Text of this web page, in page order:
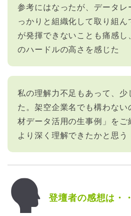
参考にはなったが、データレ
っかりと組織化して取り組
が発揮できないことも痛感
のハードルの高さを感じた
私の理解力不足もあって、少
た。架空企業名でも構わない
材データ活用の生事例」をご
より深く理解できたかと思う
登壇者の感想は・